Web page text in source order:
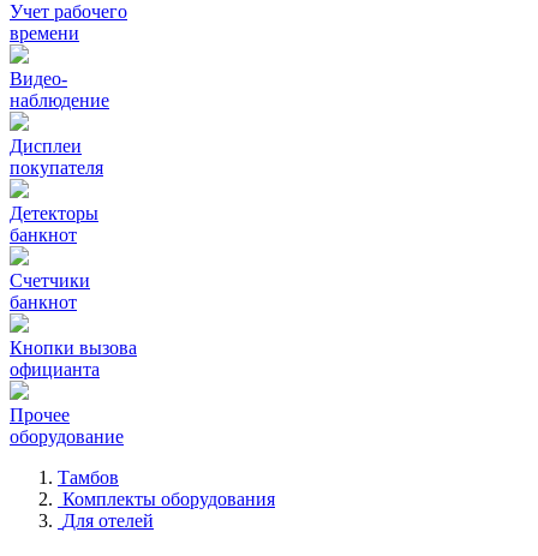
Учет рабочего
времени
Видео‑
наблюдение
Дисплеи
покупателя
Детекторы
банкнот
Счетчики
банкнот
Кнопки вызова
официанта
Прочее
оборудование
Тамбов
Комплекты оборудования
Для отелей